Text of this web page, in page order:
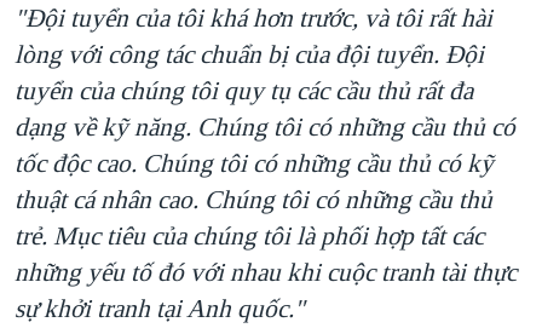
"Ðội tuyển của tôi khá hơn trước, và tôi rất hài
lòng với công tác chuẩn bị của đội tuyển. Ðội
tuyển của chúng tôi quy tụ các cầu thủ rất đa
dạng về kỹ năng. Chúng tôi có những cầu thủ có
tốc độc cao. Chúng tôi có những cầu thủ có kỹ
thuật cá nhân cao. Chúng tôi có những cầu thủ
trẻ. Mục tiêu của chúng tôi là phối hợp tất các
những yếu tố đó với nhau khi cuộc tranh tài thực
sự khởi tranh tại Anh quốc."